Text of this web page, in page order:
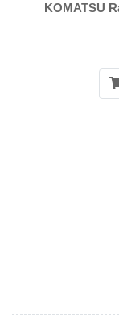
KOMATSU